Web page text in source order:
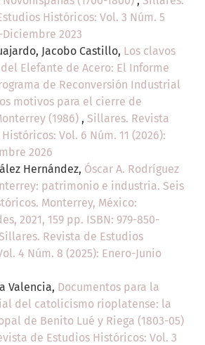
Históricos: Vol. 3 Núm. 5
Diciembre 2023
Jacobo Castillo, Los clavos
Elefante de Acero: El Informe
de Reconversión Industrial
motivos para el cierre de
(1986) , Sillares. Revista
Vol. 6 Núm. 11 (2026):
2026
Hernández, Óscar A. Rodríguez
patrimonio e industria. Seis
Monterrey, México:
2021, 159 pp. ISBN: 979-850-
Revista de Estudios
4 Núm. 8 (2025): Enero-Junio
Valencia, Documentos para la
del catolicismo rioplatense: la
de Benito Lué y Riega (1803-05)
de Estudios Históricos: Vol. 3